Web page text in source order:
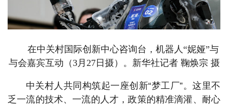
在中关村国际创新中心咨询台，机器人“妮娅”与
与会嘉宾互动（3月27日摄）。新华社记者 鞠焕宗 摄
中关村人共同构筑起一座创新“梦工厂”。这里不
乏一流的技术、一流的人才，政策的精准滴灌、耐心